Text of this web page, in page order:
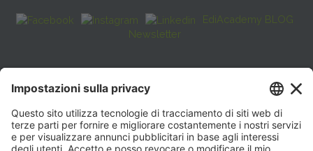
EdiAcademy BLOG
Newsletter
FAQ
CONTATTI
EdiAcademy